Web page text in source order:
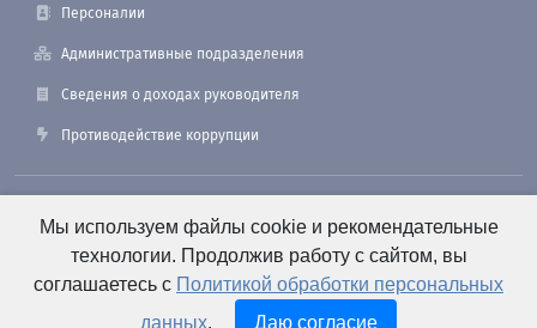
Персоналии
Административные подразделения
Сведения о доходах руководителя
Противодействие коррупции
190121, Санкт-Петербург, ул. Лоцманская, 3
+7 (812) 495-26-48 Оперативный дежурный
Мы используем файлы cookie и рекомендательные
технологии. Продолжив работу с сайтом, вы
соглашаетесь с Политикой обработки персональных
данных. Даю согласие